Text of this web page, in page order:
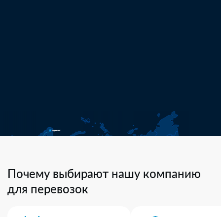
Почему выбирают нашу компанию
для перевозок